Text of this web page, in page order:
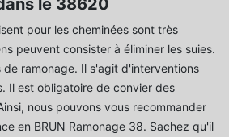
le 38620
pour les cheminées sont très
peuvent consister à éliminer les suies.
de ramonage. Il s'agit d'interventions
Il est obligatoire de convier des
nous pouvons vous recommander
en BRUN Ramonage 38. Sachez qu'il